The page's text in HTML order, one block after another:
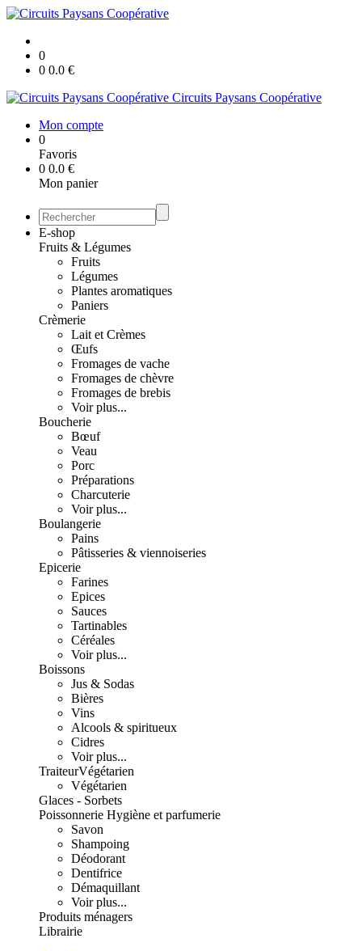
0
0 0.0 €
Circuits Paysans Coopérative
Mon compte
0
Favoris
0 0.0 €
Mon panier
E-shop
Fruits & Légumes
Fruits
Légumes
Plantes aromatiques
Paniers
Crèmerie
Lait et Crèmes
Œufs
Fromages de vache
Fromages de chèvre
Fromages de brebis
Voir plus...
Boucherie
Bœuf
Veau
Porc
Préparations
Charcuterie
Voir plus...
Boulangerie
Pains
Pâtisseries & viennoiseries
Epicerie
Farines
Epices
Sauces
Tartinables
Céréales
Voir plus...
Boissons
Jus & Sodas
Bières
Vins
Alcools & spiritueux
Cidres
Voir plus...
TraiteurVégétarien
Végétarien
Glaces - Sorbets
Poissonnerie Hygiène et parfumerie
Savon
Shampoing
Déodorant
Dentifrice
Démaquillant
Voir plus...
Produits ménagers
Librairie